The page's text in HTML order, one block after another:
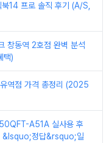
14 프로 솔직 후기 (A/S,
창동역 2호점 완벽 분석
택)
역점 가격 총정리 (2025
A51A 실사용 후
&lsquo;정답&rsquo;일